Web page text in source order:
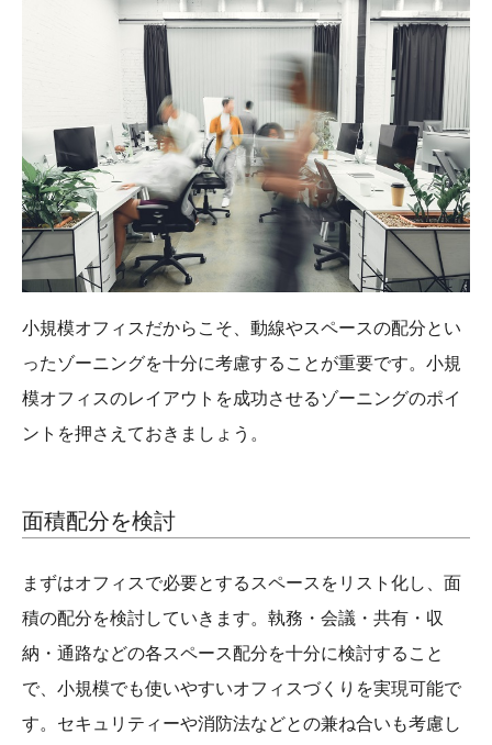
小規模オフィスだからこそ、動線やスペースの配分とい
ったゾーニングを十分に考慮することが重要です。小規
模オフィスのレイアウトを成功させるゾーニングのポイ
ントを押さえておきましょう。
面積配分を検討
まずはオフィスで必要とするスペースをリスト化し、面
積の配分を検討していきます。執務・会議・共有・収
納・通路などの各スペース配分を十分に検討すること
で、小規模でも使いやすいオフィスづくりを実現可能で
す。セキュリティーや消防法などとの兼ね合いも考慮し